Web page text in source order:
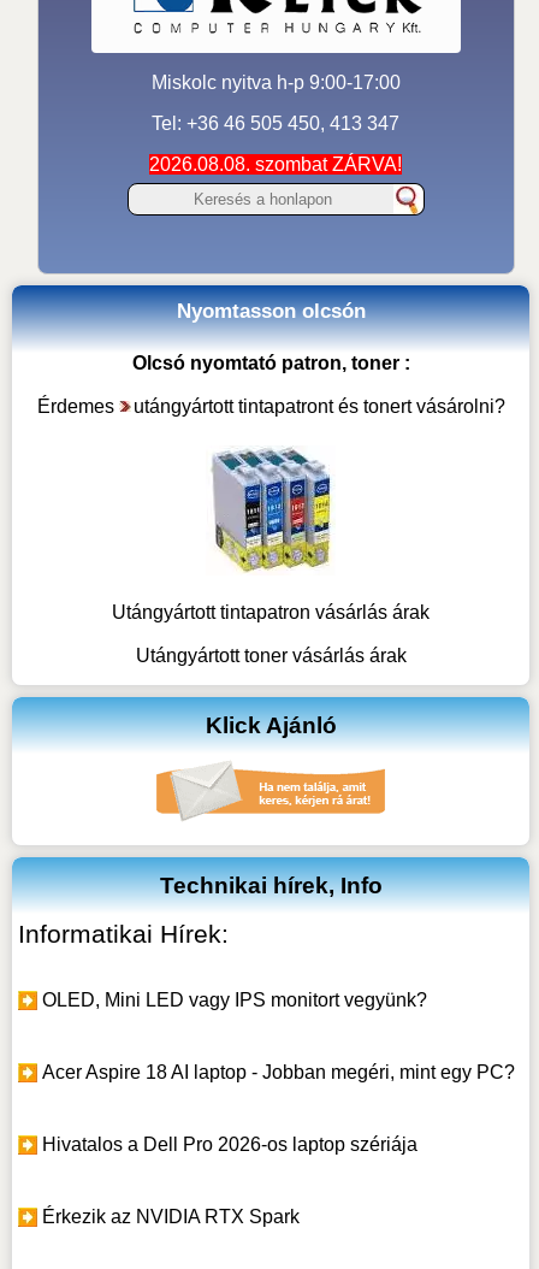
Miskolc nyitva h-p 9:00-17:00
Tel: +36 46 505 450, 413 347
2026.08.08. szombat ZÁRVA!
Nyomtasson olcsón
Olcsó nyomtató patron, toner :
Érdemes utángyártott tintapatront és tonert vásárolni?
Utángyártott tintapatron vásárlás árak
Utángyártott toner vásárlás árak
Klick Ajánló
Technikai hírek, Info
Informatikai Hírek:
OLED, Mini LED vagy IPS monitort vegyünk?
Acer Aspire 18 AI laptop - Jobban megéri, mint egy PC?
Hivatalos a Dell Pro 2026-os laptop szériája
Érkezik az NVIDIA RTX Spark